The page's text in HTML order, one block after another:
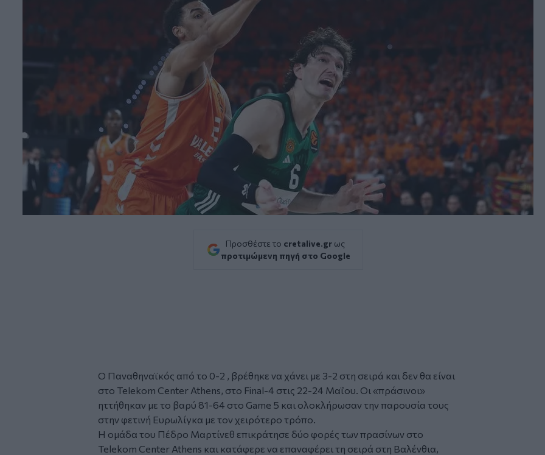
Προσθέστε το cretalive.gr ως
προτιμώμενη πηγή στο Google
Ο Παναθηναϊκός από το 0-2 , βρέθηκε να χάνει με 3-2 στη σειρά και δεν θα είναι
στο Telekom Center Athens, στο Final-4 στις 22-24 Μαΐου. Οι «πράσινοι»
ηττήθηκαν με το βαρύ 81-64 στο Game 5 και ολοκλήρωσαν την παρουσία τους
στην φετινή Ευρωλίγκα με τον χειρότερο τρόπο.
Η ομάδα του Πέδρο Μαρτίνεθ επικράτησε δύο φορές των πρασίνων στο
Telekom Center Athens και κατάφερε να επαναφέρει τη σειρά στη Βαλένθια,